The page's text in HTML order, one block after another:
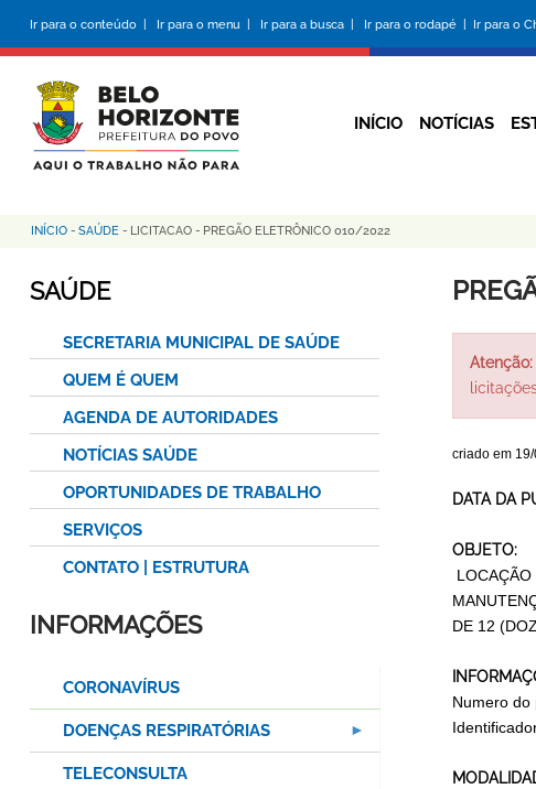
conteúdo
principal
Ir para o conteúdo | Ir para o menu | Ir para a busca | Ir para o rodapé | Ir para o
INÍCIO NOTÍCIAS
Trilha
de
INÍCIO - SAÚDE - LICITACAO - PREGÃO ELETRÔNICO 010/2022
Atenção:
criado em
DATA DA
OBJETO:
DE 12
Numero do
SAÚDE
SECRETARIA MUNICIPAL DE SAÚDE
QUEM É QUEM
AGENDA DE AUTORIDADES
NOTÍCIAS SAÚDE
OPORTUNIDADES DE TRABALHO
SERVIÇOS
CONTATO | ESTRUTURA
INFORMAÇÕES
CORONAVÍRUS
DOENÇAS RESPIRATÓRIAS
TELECONSULTA